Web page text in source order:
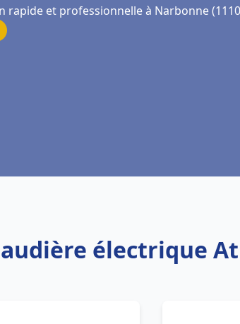
rapide et professionnelle à Narbonne
électrique